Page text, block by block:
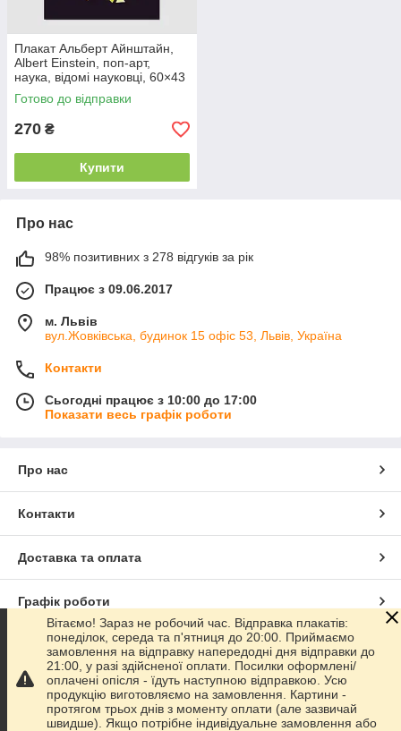
Плакат Альберт Айнштайн,
Albert Einstein, поп-арт,
наука, відомі науковці, 60×43
см
Готово до відправки
270 ₴
Купити
Про нас
98% позитивних з 278 відгуків за рік
Працює з 09.06.2017
м. Львів
вул.Жовківська, будинок 15 офіс 53, Львів, Україна
Контакти
Сьогодні працює з 10:00 до 17:00
Показати весь графік роботи
Про нас
Контакти
Доставка та оплата
Графік роботи
Повна версія сайту
Сайт створено на маркетплейсіProm.ua
Вітаємо! Зараз не робочий час. Відправка плакатів:
понеділок, середа та п'ятниця до 20:00. Приймаємо
замовлення на відправку напередодні дня відправки до
21:00, у разі здійсненої оплати. Посилки оформлені/
оплачені опісля - їдуть наступною відправкою. Усю
продукцію виготовляємо на замовлення. Картини -
протягом трьох днів з моменту оплати (але зазвичай
швидше). Якщо потрібне індивідуальне замовлення або